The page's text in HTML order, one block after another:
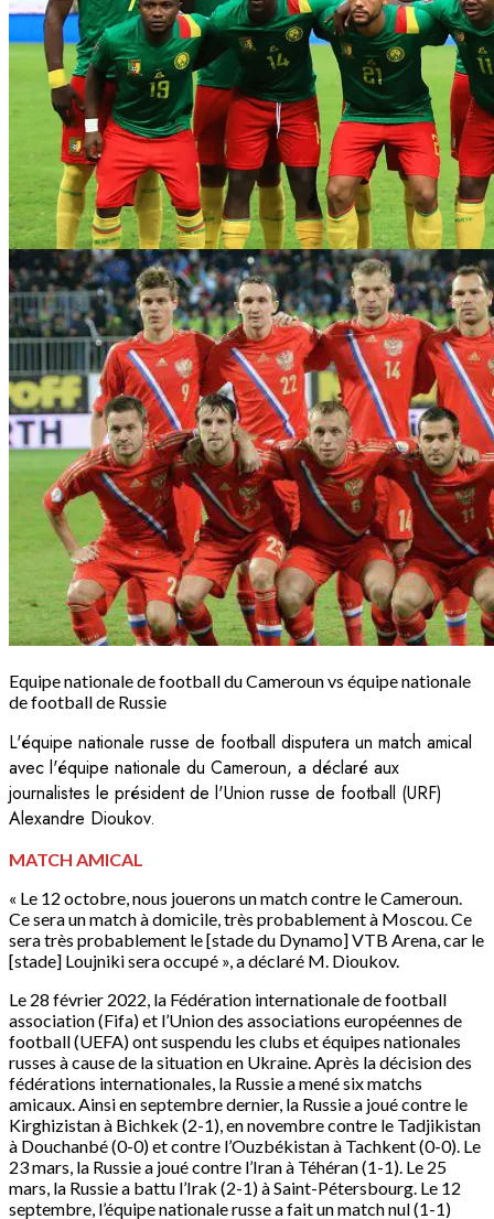
Equipe nationale de football du Cameroun vs équipe nationale
de football de Russie
L'équipe nationale russe de football disputera un match amical
avec l'équipe nationale du Cameroun, a déclaré aux
journalistes le président de l'Union russe de football (URF)
Alexandre Dioukov.
MATCH AMICAL
« Le 12 octobre, nous jouerons un match contre le Cameroun.
Ce sera un match à domicile, très probablement à Moscou. Ce
sera très probablement le [stade du Dynamo] VTB Arena, car le
[stade] Loujniki sera occupé », a déclaré M. Dioukov.
Le 28 février 2022, la Fédération internationale de football
association (Fifa) et l’Union des associations européennes de
football (UEFA) ont suspendu les clubs et équipes nationales
russes à cause de la situation en Ukraine. Après la décision des
fédérations internationales, la Russie a mené six matchs
amicaux. Ainsi en septembre dernier, la Russie a joué contre le
Kirghizistan à Bichkek (2-1), en novembre contre le Tadjikistan
à Douchanbé (0-0) et contre l’Ouzbékistan à Tachkent (0-0). Le
23 mars, la Russie a joué contre l’Iran à Téhéran (1-1). Le 25
mars, la Russie a battu l’Irak (2-1) à Saint-Pétersbourg. Le 12
septembre, l’équipe nationale russe a fait un match nul (1-1)